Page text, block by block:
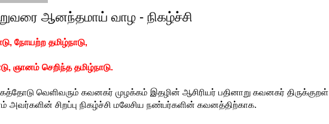
ஆனந்தமாய் வாழ - நிகழ்ச்சி
நோயற்ற தமிழ்நாடு,
ஞானம் செறிந்த தமிழ்நாடு.
வெளிவரும் கவனகர் முழக்கம் இதழின் ஆசிரியர் பதினாறு கவனகர் திருக்குறள்
அவர்களின் சிறப்பு நிகழ்ச்சி மலேசிய நண்பர்களின் கவனத்திற்காக.